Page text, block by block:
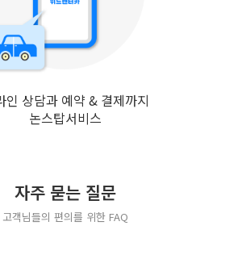
인 상담과 예약 & 결제까지
논스탑서비스
자주 묻는 질문
고객님들의 편의를 위한 FAQ